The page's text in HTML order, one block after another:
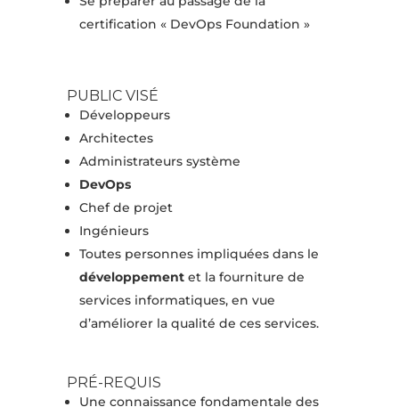
certification « DevOps Foundation »
PUBLIC VISÉ
Développeurs
Architectes
Administrateurs système
DevOps
Chef de projet
Ingénieurs
Toutes personnes impliquées dans le
développementet la fourniture de
services informatiques, en vue
d’améliorer la qualité de ces services.
PRÉ-REQUIS
Une connaissance fondamentale des